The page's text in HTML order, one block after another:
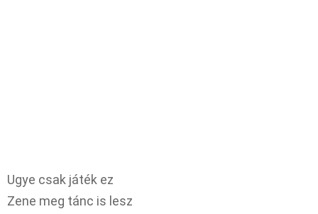
Ugye csak játék ez
Zene meg tánc is lesz